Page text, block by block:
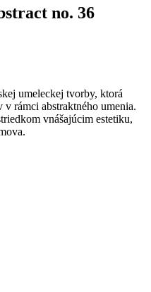
no. 36
umeleckej tvorby, ktorá
rámci abstraktného umenia.
vnášajúcim estetiku,